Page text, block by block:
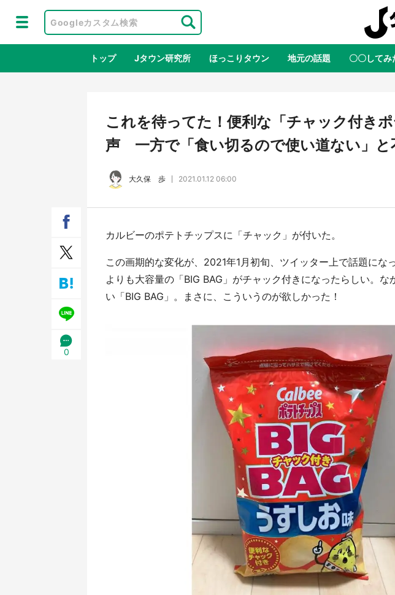
全国
東北
四国
九州
トップ Jタウン研究所 ほっこりタウン 地元の話題 〇〇してみ
地域×二次元 あの時はあ
3度目コラボ 作品の世界観通じて
日限定】
だった鬼太郎グッズ買える 銀座
これを待ってた！便利な「チャック付き
声 一方で「食い切るので使い道ない」と
大久保 歩 2021.01.12 06:00
0
カルビーのポテトチップスに「チャック」が付いた。
この画期的な変化が、2021年1月初旬、ツイッター上で話題にな
よりも大容量の「BIG BAG」がチャック付きになったらしい。な
い「BIG BAG」。まさに、こういうのが欲しかった！